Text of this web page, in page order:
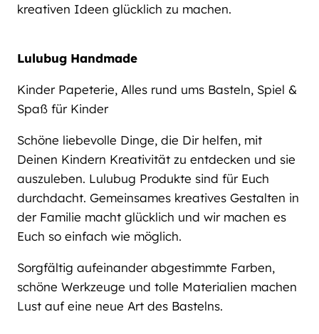
kreativen Ideen glücklich zu machen.
Lulubug Handmade
Kinder Papeterie, Alles rund ums Basteln, Spiel &
Spaß für Kinder
Schöne liebevolle Dinge, die Dir helfen, mit
Deinen Kindern Kreativität zu entdecken und sie
auszuleben. Lulubug Produkte sind für Euch
durchdacht. Gemeinsames kreatives Gestalten in
der Familie macht glücklich und wir machen es
Euch so einfach wie möglich.
Sorgfältig aufeinander abgestimmte Farben,
schöne Werkzeuge und tolle Materialien machen
Lust auf eine neue Art des Bastelns.